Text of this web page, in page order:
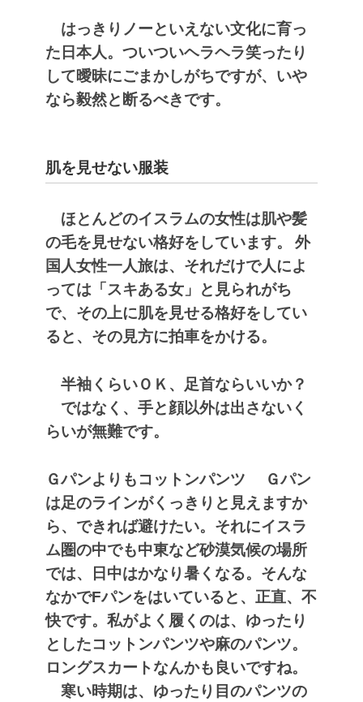
はっきりノーといえない文化に育っ
た日本人。ついついヘラヘラ笑ったり
して曖昧にごまかしがちですが、いや
なら毅然と断るべきです。
肌を見せない服装
ほとんどのイスラムの女性は肌や髪
の毛を見せない格好をしています。
外
国人女性一人旅は、それだけで人によ
っては「スキある女」と見られがち
で、その上に肌を見せる格好をしてい
ると、その見方に拍車をかける。
半袖くらいＯＫ、足首ならいいか？
ではなく、手と顔以外は出さないく
らいが無難です。
Ｇパンよりもコットンパンツ
Ｇパン
は足のラインがくっきりと見えますか
ら、できれば避けたい。それにイスラ
ム圏の中でも中東など砂漠気候の場所
では、日中はかなり暑くなる。そんな
なかでFパンをはいていると、正直、不
快です。私がよく履くのは、ゆったり
としたコットンパンツや麻のパンツ。
ロングスカートなんかも良いですね。
寒い時期は、ゆったり目のパンツの